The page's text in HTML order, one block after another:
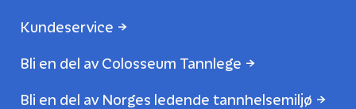
Kundeservice
Bli en del av Colosseum Tannlege
Bli en del av Norges ledende tannhelsemiljø